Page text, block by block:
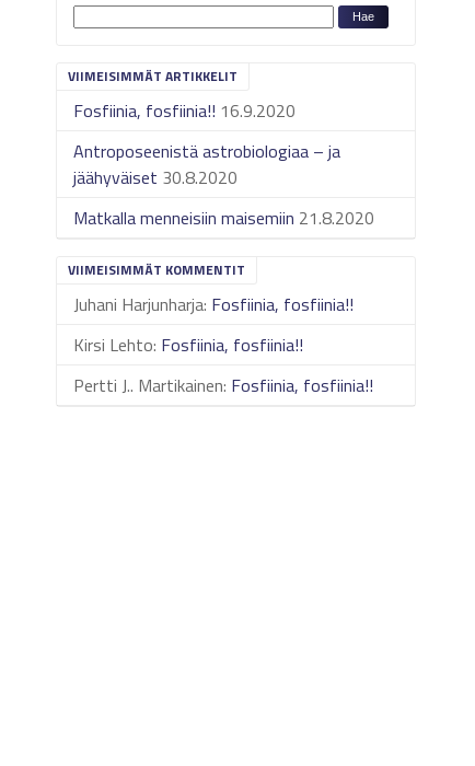
VIIMEISIMMÄT ARTIKKELIT
Fosfiinia, fosfiinia!! 16.9.2020
Antroposeenistä astrobiologiaa – ja
jäähyväiset 30.8.2020
Matkalla menneisiin maisemiin 21.8.2020
VIIMEISIMMÄT KOMMENTIT
Juhani Harjunharja: Fosfiinia, fosfiinia!!
Kirsi Lehto: Fosfiinia, fosfiinia!!
Pertti J.. Martikainen: Fosfiinia, fosfiinia!!